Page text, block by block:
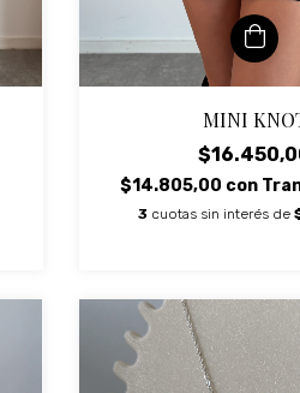
MINI
$14.805,00 con
3 cuotas sin interés de